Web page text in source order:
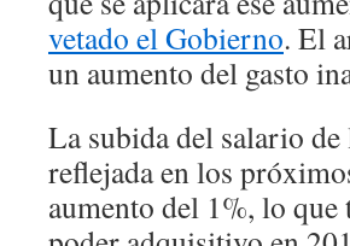
vetado el Gobierno. El
un aumento del gasto
La subida del salario
reflejada en los
aumento del 1%, lo